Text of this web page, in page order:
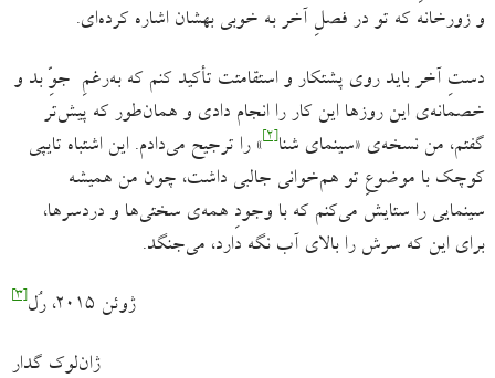
و زورخانه که تو در فصلِ آخر به خوبی بهشان اشاره کرده‌ای.
دستِ آخر باید روی پشتکار و استقامتت تأکید کنم که به‌رغمِ جوِّ بد و
خصمانه‌ی این روزها این کار را انجام دادی و همان‌طور که پیش‌تر
گفتم، من نسخه‌ی «سینمای شنا[۲]
» را ترجیح می‌دادم. این اشتباه تایپی
کوچک با موضوعِ تو هم‌خوانی جالبی داشت، چون من همیشه
سینمایی را ستایش می‌کنم که با وجودِ همه‌ی سختی‌ها و دردسرها،
برای این که سرش را بالای آب نگه دارد، می‌جنگد.
ژوئن ۲۰۱۵، رُل [۳]
ژان‌لوک گدار